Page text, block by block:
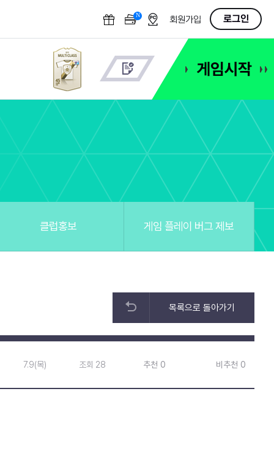
N OFF회원가입 로그인
클럽홍보 게임 플레이 버그 제보
목록으로 돌아가기
7.9(목) 조회 28 추천 0 비추천 0